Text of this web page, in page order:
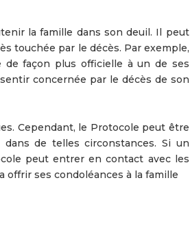
la famille dans son deuil. Il peut
touchée par le décès. Par exemple,
façon plus officielle à un de ses
concernée par le décès de son
Cependant, le Protocole peut être
de telles circonstances. Si un
peut entrer en contact avec les
ses condoléances à la famille